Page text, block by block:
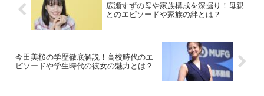
広瀬すずの母や家族構成を深掘り！母親
とのエピソードや家族の絆とは？
今田美桜の学歴徹底解説！高校時代のエ
ピソードや学生時代の彼女の魅力とは？